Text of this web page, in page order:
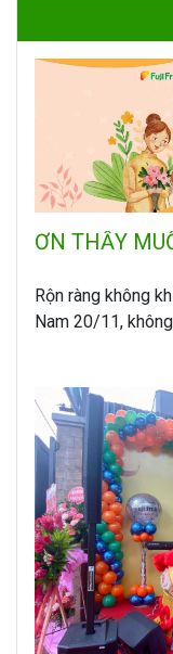
ƠN THẦY
Rộn ràng không
Nam 20/11,